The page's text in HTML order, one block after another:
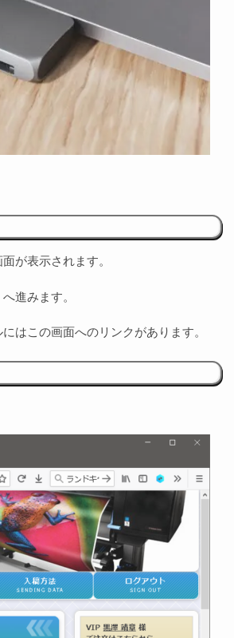
が表示されます。
進みます。
はこの画面へのリンクがあります。